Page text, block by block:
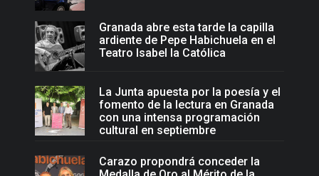
Granada abre esta tarde la capilla
ardiente de Pepe Habichuela en el
Teatro Isabel la Católica
La Junta apuesta por la poesía y el
fomento de la lectura en Granada
con una intensa programación
cultural en septiembre
Carazo propondrá conceder la